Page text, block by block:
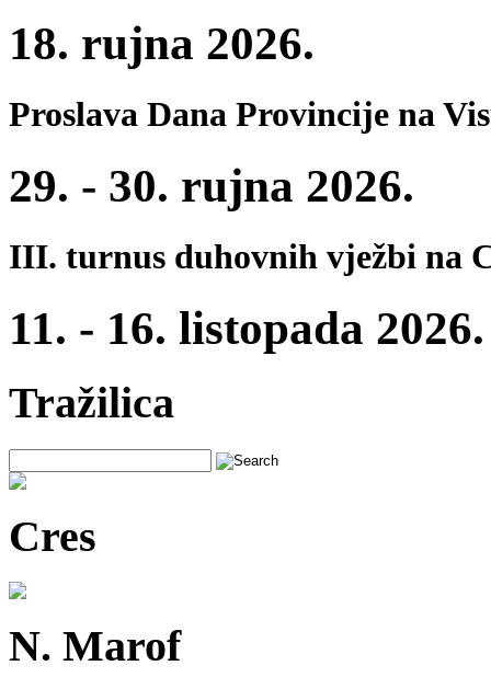
18. rujna 2026.
Proslava Dana Provincije na
29. - 30. rujna 2026.
III. turnus duhovnih vježbi na
11. - 16. listopada 2026.
Tražilica
Cres
N. Marof